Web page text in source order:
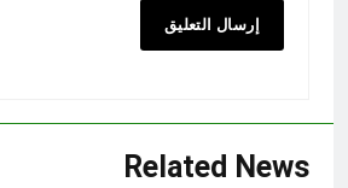
Related News